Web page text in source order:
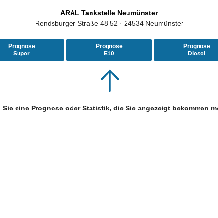
ARAL Tankstelle Neumünster
Rendsburger Straße 48 52 · 24534 Neumünster
Prognose
Super
Prognose
E10
Prognose
Diesel
Sie eine Prognose oder Statistik, die Sie angezeigt bekommen